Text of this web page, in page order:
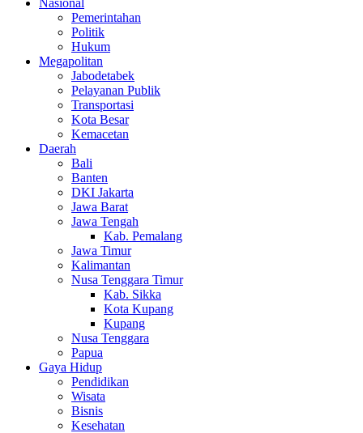
Nasional
Pemerintahan
Politik
Hukum
Megapolitan
Jabodetabek
Pelayanan Publik
Transportasi
Kota Besar
Kemacetan
Daerah
Bali
Banten
DKI Jakarta
Jawa Barat
Jawa Tengah
Kab. Pemalang
Jawa Timur
Kalimantan
Nusa Tenggara Timur
Kab. Sikka
Kota Kupang
Kupang
Nusa Tenggara
Papua
Gaya Hidup
Pendidikan
Wisata
Bisnis
Kesehatan